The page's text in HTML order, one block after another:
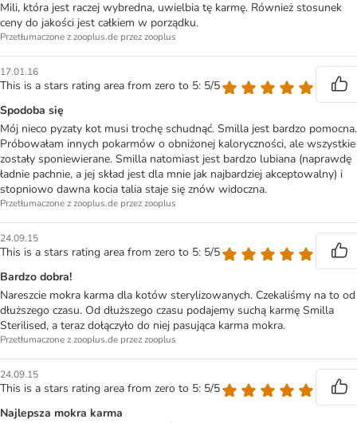
Mili, która jest raczej wybredna, uwielbia tę karmę. Również stosunek
ceny do jakości jest całkiem w porządku.
Przetłumaczone z zooplus.de przez zooplus
17.01.16
This is a stars rating area from zero to 5: 5/5
Spodoba się
Mój nieco pyzaty kot musi trochę schudnąć. Smilla jest bardzo pomocna.
Próbowałam innych pokarmów o obniżonej kaloryczności, ale wszystkie
zostały sponiewierane. Smilla natomiast jest bardzo lubiana (naprawdę
ładnie pachnie, a jej skład jest dla mnie jak najbardziej akceptowalny) i
stopniowo dawna kocia talia staje się znów widoczna.
Przetłumaczone z zooplus.de przez zooplus
24.09.15
This is a stars rating area from zero to 5: 5/5
Bardzo dobra!
Nareszcie mokra karma dla kotów sterylizowanych. Czekaliśmy na to od
dłuższego czasu. Od dłuższego czasu podajemy suchą karmę Smilla
Sterilised, a teraz dołączyło do niej pasująca karma mokra.
Przetłumaczone z zooplus.de przez zooplus
24.09.15
This is a stars rating area from zero to 5: 5/5
Najlepsza mokra karma